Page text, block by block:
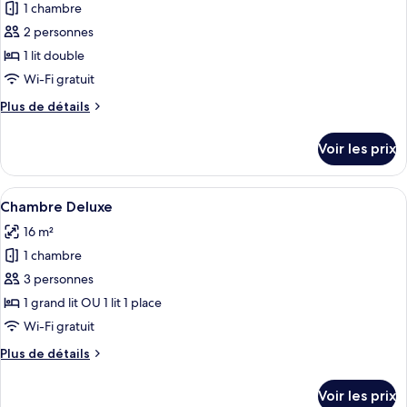
Double
photos
pour
ce
type
chambre :
1 chambre
2 personnes
1 lit double
Wi-Fi gratuit
Plus de détails
Plus
le
type
de
Chambre
Classique
Voir les prix
Afficher
toutes
les
photos
pour
ce
type
chambre :
Une chambre d’hôtel avec un lit, un
4
Chambre Deluxe
16 m²
1 chambre
3 personnes
1 grand lit OU 1 lit 1 place
Wi-Fi gratuit
Plus de détails
Plus
Voir les prix